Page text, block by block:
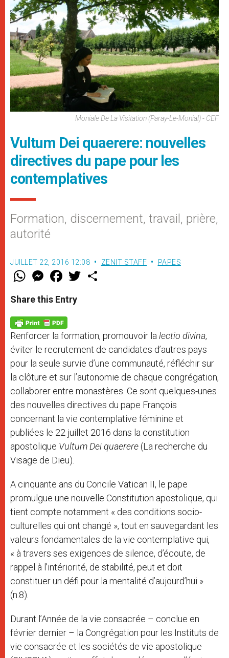
Moniale De La Visitation (Paray-Le-Monial) - CEF
Vultum Dei quaerere: nouvelles
directives du pape pour les
contemplatives
Formation, discernement, travail, prière,
autorité
JUILLET 22, 2016 12:08 ZENIT STAFF PAPES
W
t
s
p
p
M
e
s
e
g
e
r
F
a
e
b
o
k
w
Share this Entry
Renforcer la formation, promouvoir lalectio divina,
éviter le recrutement de candidates d’autres pays
pour la seule survie d’une communauté, réfléchir sur
la clôture et sur l’autonomie de chaque congrégation,
collaborer entre monastères. Ce sont quelques-unes
des nouvelles directives du pape François
concernant la vie contemplative féminine et
publiées le 22 juillet 2016 dans la constitution
apostolique Vultum Dei quaerere (La recherche du
Visage de Dieu).
A cinquante ans du Concile Vatican II, le pape
promulgue une nouvelle Constitution apostolique, qui
tient compte notamment « des conditions socio-
culturelles qui ont changé », tout en sauvegardant les
valeurs fondamentales de la vie contemplative qui,
« à travers ses exigences de silence, d’écoute, de
rappel à l’intériorité, de stabilité, peut et doit
constituer un défi pour la mentalité d’aujourd’hui »
(n.8).
Durant l’Année de la vie consacrée – conclue en
février dernier – la Congrégation pour les Instituts de
vie consacrée et les sociétés de vie apostolique